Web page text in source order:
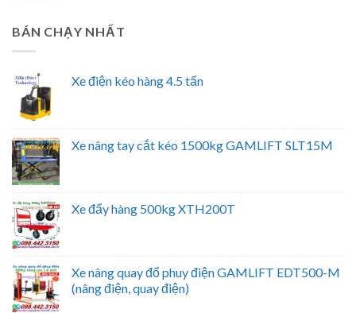
BÁN CHẠY NHẤT
Xe điện kéo hàng 4.5 tấn
Xe nâng tay cắt kéo 1500kg GAMLIFT SLT15M
Xe đẩy hàng 500kg XTH200T
Xe nâng quay đổ phuy điện GAMLIFT EDT500-M
(nâng điện, quay điện)